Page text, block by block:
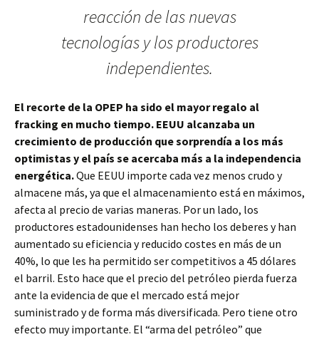
reacción de las nuevas
tecnologías y los productores
independientes.
El recorte de la OPEP ha sido el mayor regalo al
fracking en mucho tiempo. EEUU alcanzaba un
crecimiento de producción que sorprendía a los más
optimistas y el país se acercaba más a la independencia
energética.Que EEUU importe cada vez menos crudo y
almacene más, ya que el almacenamiento está en máximos,
afecta al precio de varias maneras. Por un lado, los
productores estadounidenses han hecho los deberes y han
aumentado su eficiencia y reducido costes en más de un
40%, lo que les ha permitido ser competitivos a 45 dólares
el barril. Esto hace que el precio del petróleo pierda fuerza
ante la evidencia de que el mercado está mejor
suministrado y de forma más diversificada. Pero tiene otro
efecto muy importante. El “arma del petróleo” que